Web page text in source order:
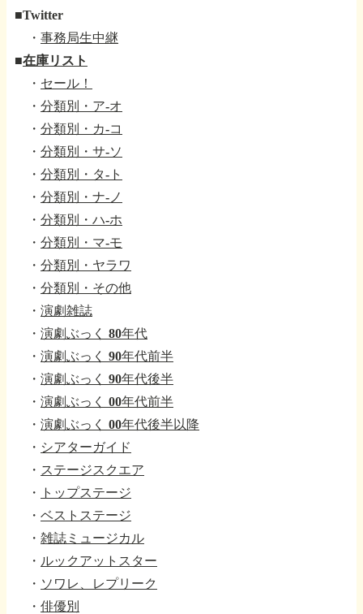
■Twitter
・ 事務局生中継
■在庫リスト
・ セール！
・ 分類別・ア-オ
・ 分類別・カ-コ
・ 分類別・サ-ソ
・ 分類別・タ-ト
・ 分類別・ナ-ノ
・ 分類別・ハ-ホ
・ 分類別・マ-モ
・ 分類別・ヤラワ
・ 分類別・その他
・ 演劇雑誌
・ 演劇ぶっく 80年代
・ 演劇ぶっく 90年代前半
・ 演劇ぶっく 90年代後半
・ 演劇ぶっく 00年代前半
・ 演劇ぶっく 00年代後半以降
・ シアターガイド
・ ステージスクエア
・
トップステージ
・ ベストステージ
・ 雑誌ミュージカル
・ ルックアットスター
・ ソワレ、レプリーク
・ 俳優別